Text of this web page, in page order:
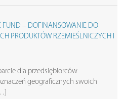
FUND – DOFINANSOWANIE DO
PRODUKTÓW RZEMIEŚLNICZYCH I
dla przedsiębiorców
geograficznych swoich